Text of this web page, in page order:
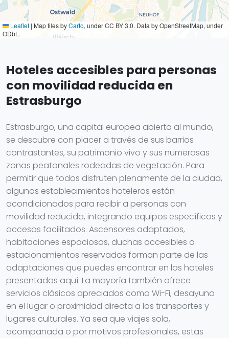
Leaflet | Map tiles byCarto, under CC BY 3.0. Data by OpenStreetMap, under
ODbL.
Hoteles accesibles para personas
con movilidad reducida en
Estrasburgo
Estrasburgo, una capital europea abierta al mundo,
se descubre con placer a través de sus barrios
contrastantes, su patrimonio vivo y sus numerosas
zonas peatonales rodeadas de vegetación. Para
permitir que todos disfruten plenamente de la ciudad,
algunos establecimientos hoteleros están
acondicionados para recibir a personas con
movilidad reducida, integrando equipos específicos y
accesos facilitados. Ascensores adaptados,
habitaciones espaciosas, duchas accesibles o
estacionamientos reservados forman parte de las
adaptaciones que puedes encontrar en los hoteles
presentados aquí. La mayoría también ofrece
servicios clásicos apreciados como Wi-Fi, desayuno
en el lugar o proximidad directa a los transportes y
lugares culturales. Ya sea que viajes sola,
acompañada o por motivos profesionales, estas